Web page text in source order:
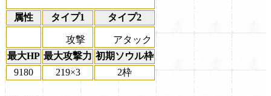
属性 タイプ1 タイプ2
攻撃
アタック
最大HP 最大攻撃力 初期ソウル枠
9180
219×3 2枠